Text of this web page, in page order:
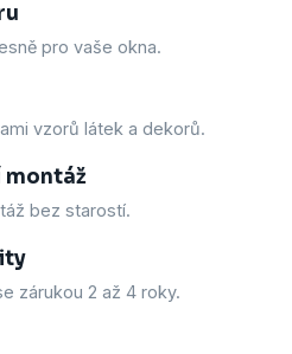
pro vaše okna.
vzorů látek a dekorů.
montáž
bez starostí.
zárukou 2 až 4 roky.